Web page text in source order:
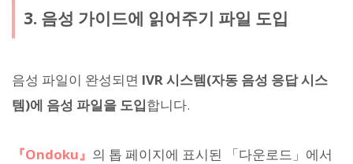
3. 음성 가이드에 읽어주기 파일 도입
음성 파일이 완성되면 IVR 시스템(자동 음성 응답 시스
템)에 음성 파일을 도입합니다.
『Ondoku』 의 톱 페이지에 표시된 「다운로드」에서